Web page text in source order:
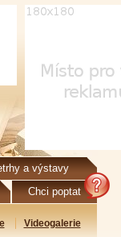
a výstavy
Chci poptat
Videogalerie